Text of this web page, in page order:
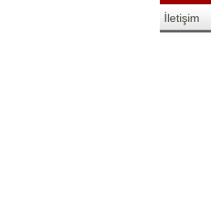
İletişim